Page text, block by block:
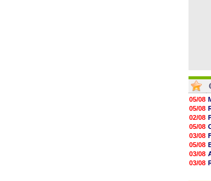
05/08
05/08
02/08
05/08
03/08
05/08
03/08
03/08